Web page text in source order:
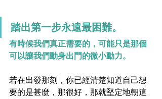
踏出第一步永遠最困難。
有時候我們真正需要的，可能只是那個
可以讓我們動身出門的微小動力。
若在出發那刻，你已經清楚知道自己想
要的是甚麼，那很好，那就堅定地朝這